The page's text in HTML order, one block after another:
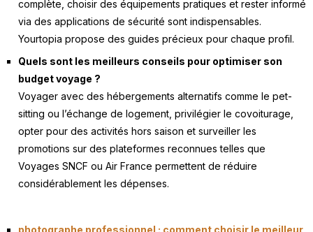
complète, choisir des équipements pratiques et rester informé
via des applications de sécurité sont indispensables.
Yourtopia propose des guides précieux pour chaque profil.
Quels sont les meilleurs conseils pour optimiser son
budget voyage ?
Voyager avec des hébergements alternatifs comme le pet-
sitting ou l’échange de logement, privilégier le covoiturage,
opter pour des activités hors saison et surveiller les
promotions sur des plateformes reconnues telles que
Voyages SNCF ou Air France permettent de réduire
considérablement les dépenses.
photographe professionnel : comment choisir le meilleur